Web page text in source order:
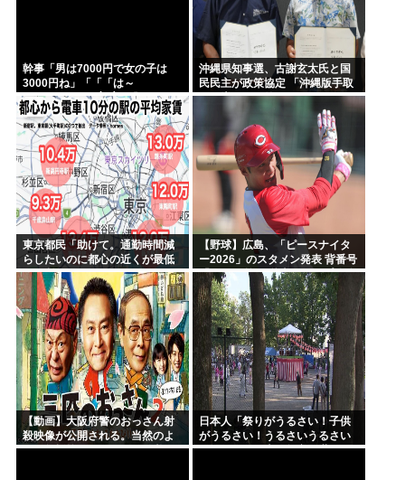
幹事「男は7000円で女の子は
3000円ね」「「「は～
い」」」」（ヽ´ん`）「あ？ ち
ょっと待てよ」
沖縄県知事選、古謝玄太氏と国
民民主が政策協定 「沖縄版手取
りを増やす政策」など5項目
東京都民「助けて。通勤時間減
らしたいのに都心の近くが最低
10万払わないと住めないの」
【野球】広島、「ピースナイタ
ー2026」のスタメン発表 背番号
「86」で統一 秋山がカープ移籍
後初の4番 小園は6番
【動画】大阪府警のおっさん射
殺映像が公開される。当然のよ
うに無抵抗だったことが発覚
日本人「祭りがうるさい！子供
がうるさい！うるさいうるさい
うるさい！日本を無音の世界に